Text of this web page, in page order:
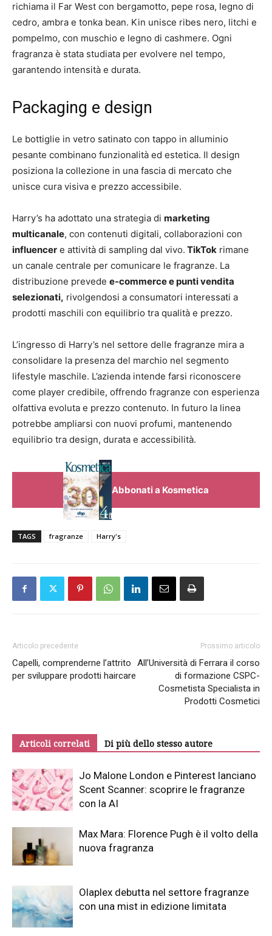
richiama il Far West con bergamotto, pepe rosa, legno di
cedro, ambra e tonka bean. Kin unisce ribes nero, litchi e
pompelmo, con muschio e legno di cashmere. Ogni
fragranza è stata studiata per evolvere nel tempo,
garantendo intensità e durata.
Packaging e design
Le bottiglie in vetro satinato con tappo in alluminio
pesante combinano funzionalità ed estetica. Il design
posiziona la collezione in una fascia di mercato che
unisce cura visiva e prezzo accessibile.
Harry’s ha adottato una strategia di marketing
multicanale, con contenuti digitali, collaborazioni con
influencer e attività di sampling dal vivo. TikTok rimane
un canale centrale per comunicare le fragranze. La
distribuzione prevede e-commerce e punti vendita
selezionati, rivolgendosi a consumatori interessati a
prodotti maschili con equilibrio tra qualità e prezzo.
L’ingresso di Harry’s nel settore delle fragranze mira a
consolidare la presenza del marchio nel segmento
lifestyle maschile. L’azienda intende farsi riconoscere
come player credibile, offrendo fragranze con esperienza
olfattiva evoluta e prezzo contenuto. In futuro la linea
potrebbe ampliarsi con nuovi profumi, mantenendo
equilibrio tra design, durata e accessibilità.
Abbonati a Kosmetica
TAGS fragranze Harry's
Articolo precedente
Capelli, comprenderne l’attrito
per sviluppare prodotti haircare
Prossimo articolo
All’Università di Ferrara il corso
di formazione CSPC-
Cosmetista Specialista in
Prodotti Cosmetici
Articoli correlati Di più dello stesso autore
Jo Malone London e Pinterest lanciano
Scent Scanner: scoprire le fragranze
con la AI
Max Mara: Florence Pugh è il volto della
nuova fragranza
Olaplex debutta nel settore fragranze
con una mist in edizione limitata